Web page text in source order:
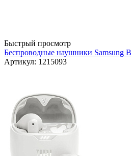
Быстрый просмотр
Беспроводные наушники Samsung
Артикул: 1215093